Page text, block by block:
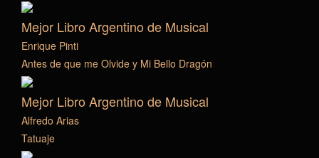
Mejor Libro Argentino de Musical
Enrique Pinti
Antes de que me Olvide y Mi Bello Dragón
Mejor Libro Argentino de Musical
Alfredo Arias
Tatuaje